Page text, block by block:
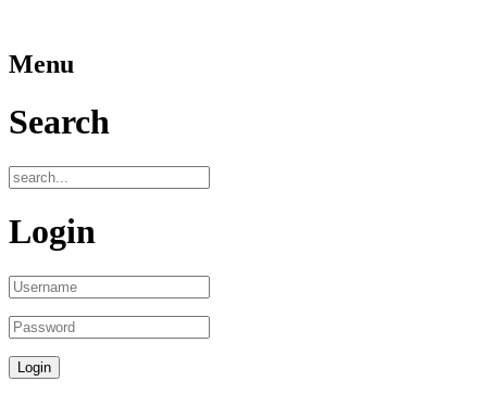
Menu
Search
Login